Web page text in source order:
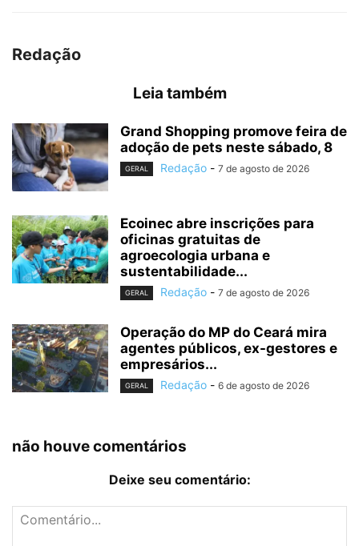
Redação
Leia também
Grand Shopping promove feira de
adoção de pets neste sábado, 8
GERAL Redação - 7 de agosto de 2026
Ecoinec abre inscrições para
oficinas gratuitas de
agroecologia urbana e
sustentabilidade...
GERAL Redação - 7 de agosto de 2026
Operação do MP do Ceará mira
agentes públicos, ex-gestores e
empresários...
GERAL Redação - 6 de agosto de 2026
não houve comentários
Deixe seu comentário: